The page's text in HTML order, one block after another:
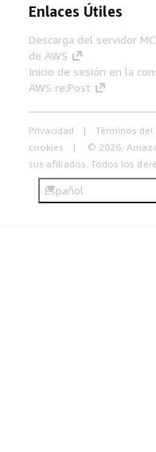
Enlaces Útiles
Descarga del servidor
de AWS
Inicio de sesión en la
AWS re:Post
Privacidad Términos del
cookies
© 2026,
sus afiliados. Todos los
Español